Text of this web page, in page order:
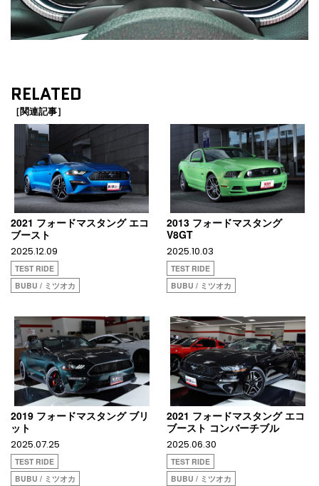
RELATED
［関連記事］
2021 フォードマスタング エコ
ブースト
2025.12.09
TEST RIDE
BUBU / ミツオカ
2013 フォードマスタング
V8GT
2025.10.03
TEST RIDE
BUBU / ミツオカ
2019 フォードマスタング ブリ
ット
2025.07.25
TEST RIDE
BUBU / ミツオカ
2021 フォードマスタング エコ
ブースト コンバーチブル
2025.06.30
TEST RIDE
BUBU / ミツオカ